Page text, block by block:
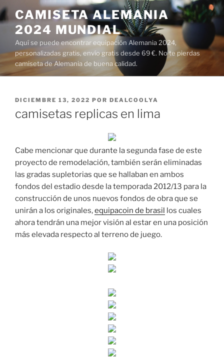
Saltar
al
contenido
CAMISETA ALEMANIA
2024 MUNDIAL
Aquí se puede encontrar equipación Alemania 2024,
personalizadas gratis, envío gratis desde 69 €. No te pierdas
camiseta de Alemania de buena calidad.
PUBLICADO
DICIEMBRE 13, 2022 POR DEALCOOLYA
camisetas replicas en lima
Cabe mencionar que durante la segunda fase de este
proyecto de remodelación, también serán eliminadas
las gradas supletorias que se hallaban en ambos
fondos del estadio desde la temporada 2012/13 para la
construcción de unos nuevos fondos de obra que se
unirán a los originales,equipacoin de brasil los cuales
ahora tendrán una mejor visión al estar en una posición
más elevada respecto al terreno de juego.